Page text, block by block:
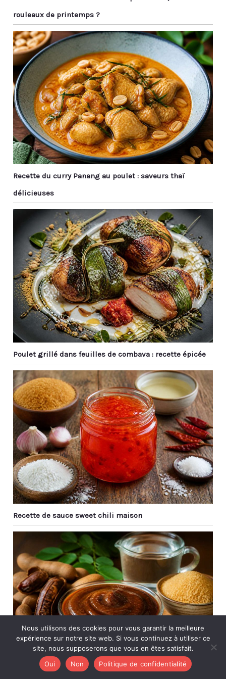
réutilisables. Si vous ne
voulez pas utiliser de
baguettes jetables, vous
pouvez les emmener au
travail et les laver à l'eau
après les repas pour
garder les baguettes
propres. 【Diverses
Applications】 : Nos
baguettes réutilisables
sont indispensables
pour la cuisine asiatique
comme le ragoût de
kung pao et les
certains aliments du
Moyen-Orient. Il peut
également être utilisé
pour préparer des
aliments de tous les
jours tels que les pâtes.
Au En même temps, les
baguettes en métal ont
de beaux motifs laser et
un savoir-faire élégant,
qui sont des cadeaux
idéaux pour Noël, les
anniversaires, les
anniversaires, etc.
même pour les
débutants. 【Entretien
Simplifié】100%
compatibles lave-
vaisselle, ces baguettes
supportent toutes les
températures (cuisson,
utilisation et lavage)
sans risque de
déformation.
Hygiéniques et anti-
moisissures, elles
éliminent les frais de
remplacement fréquent.
【Idée Cadeau
symbolisent la
coopération et l'amitié.
Un cadeau idéal pour
proches ou collègues à
Noël, un anniversaire ou
toute occasion spéciale.
rouleaux de printemps ?
Recette du curry Panang au poulet : saveurs thaï
délicieuses
Poulet grillé dans feuilles de combava : recette épicée
Recette de sauce sweet chili maison
Nous utilisons des cookies pour vous garantir la meilleure
expérience sur notre site web. Si vous continuez à utiliser ce
site, nous supposerons que vous en êtes satisfait.
Oui
Non Politique de confidentialité